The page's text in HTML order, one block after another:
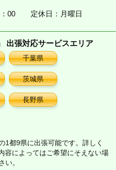
00 定休日：月曜日
出張対応サービスエリア
千葉県
茨城県
長野県
1都9県に出張可能です。詳しく
容によってはご希望にそえない場
い。